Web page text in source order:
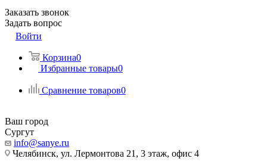
Заказать звонок
Задать вопрос
Войти
Корзина0
Избранные товары0
Сравнение товаров0
Ваш город
Сургут
info@sanye.ru
Челябинск, ул. Лермонтова 21, 3 этаж, офис 4